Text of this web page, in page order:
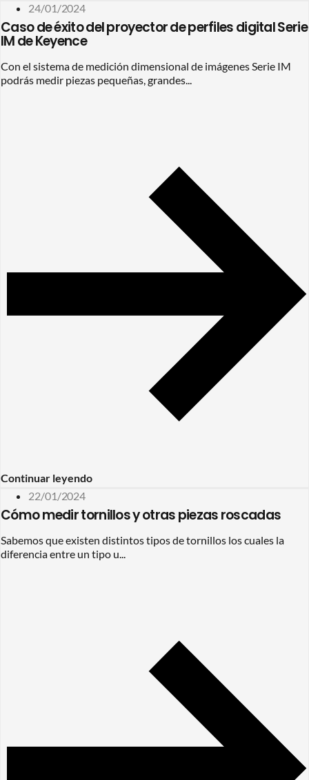
24/01/2024
Caso de éxito del proyector de perfiles digital Serie
IM de Keyence
Con el sistema de medición dimensional de imágenes Serie IM
podrás medir piezas pequeñas, grandes...
Continuar leyendo
22/01/2024
Cómo medir tornillos y otras piezas roscadas
Sabemos que existen distintos tipos de tornillos los cuales la
diferencia entre un tipo u...